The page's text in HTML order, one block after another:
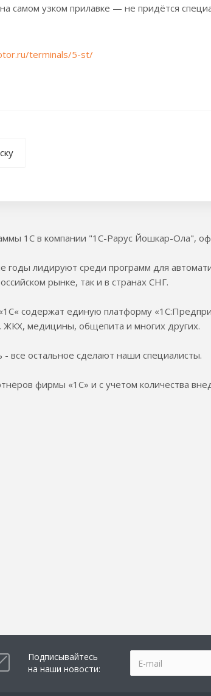
самом узком прилавке — не придётся
terminals/5-st/
1С в компании "1С-Рарус Йошкар-Ола",
годы лидируют среди программ для
рынке, так и в странах СНГ.
содержат единую платформу
ЖКХ, медицины, общепита и многих других.
- все остальное сделают наши специалисты.
фирмы «1С» и с учетом количества
Подписывайтесь
на наши новости: